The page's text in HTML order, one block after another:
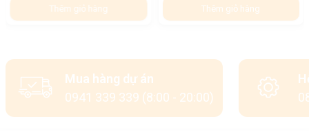
Thêm giỏ hàng Thêm giỏ hàng
Mua hàng dự án
0941 339 339 (8:00 - 20:00)